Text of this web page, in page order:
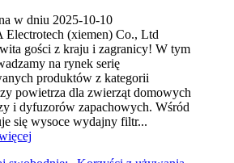
w dniu 2025-10-10
Electrotech (xiemen) Co., Ltd
gości z kraju i zagranicy! W tym
na rynek serię
produktów z kategorii
powietrza dla zwierząt domowych
i dyfuzorów zapachowych. Wśród
się wysoce wydajny filtr...